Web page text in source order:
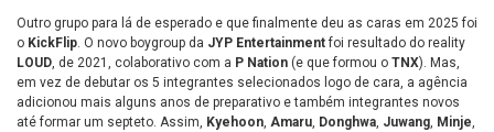
Outro grupo para lá de esperado e que finalmente deu as caras em 2025 foi
o KickFlip. O novo boygroup da JYP Entertainmentfoi resultado do reality
LOUD, de 2021, colaborativo com a P Nation (e que formou o TNX). Mas,
em vez de debutar os 5 integrantes selecionados logo de cara, a agência
adicionou mais alguns anos de preparativo e também integrantes novos
até formar um septeto. Assim, Kyehoon, Amaru, Donghwa, Juwang, Minje,